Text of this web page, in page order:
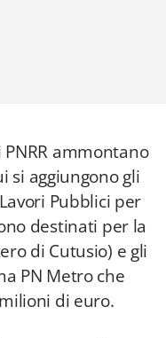
ammontano
si aggiungono gli
Pubblici per
destinati per la
di Cutusio) e gli
PN Metro che
di euro.